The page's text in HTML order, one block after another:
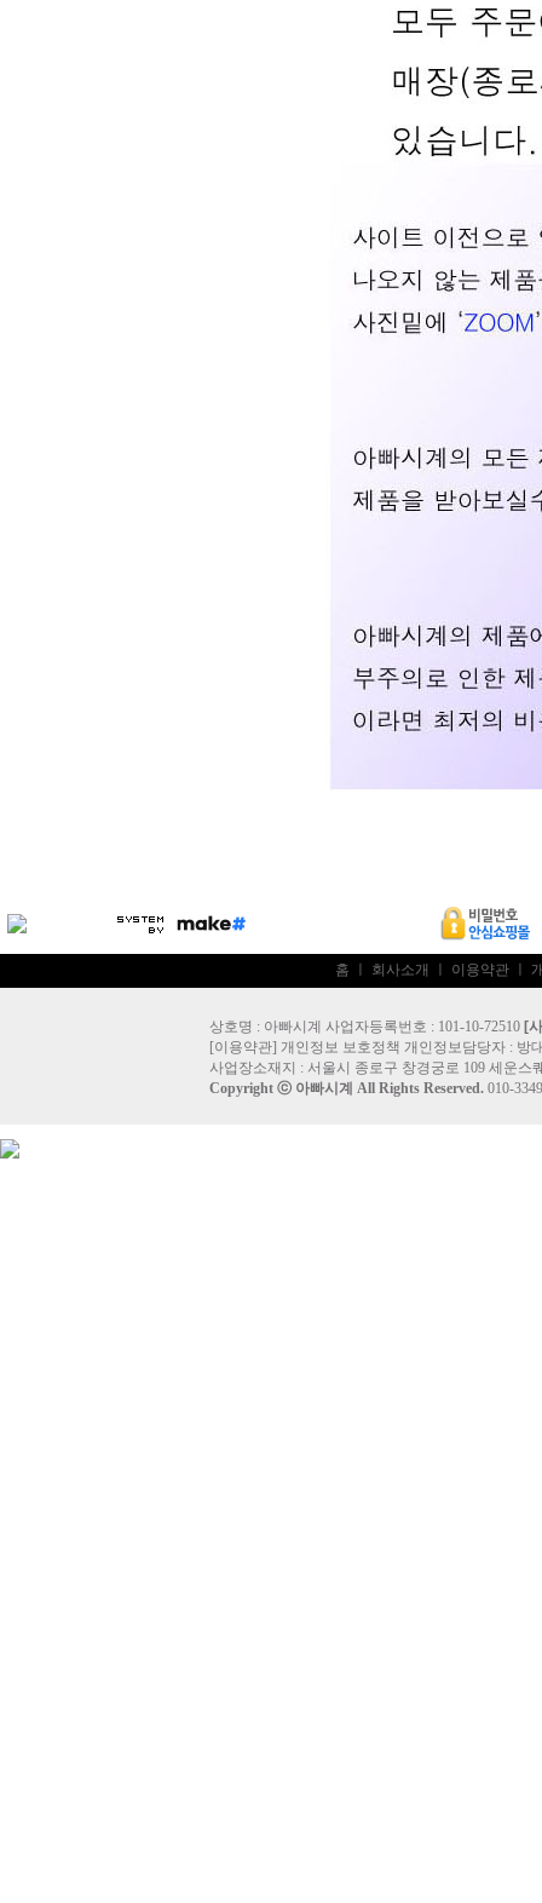
홈 회사소개 이용약관
상호명 : 아빠시계 사업자등록번호 : 101-10-72510 [
[이용약관] 개인정보 보호정책 개인정보담당자 : 방
사업장소재지 : 서울시 종로구 창경궁로 109 세운스
Copyright ⓒ 아빠시계 All Rights Reserved. 010-